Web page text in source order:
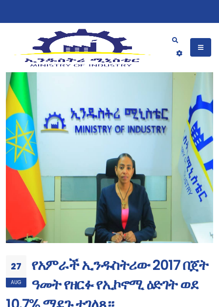
27
AUG
የአምራች ኢንዱስትሪው 2017 በጀት
ዓመት የዘርፉ የኢኮኖሚ ዕድገት ወደ